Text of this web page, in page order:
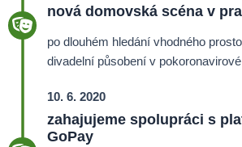
nová domovská scéna v
po dlouhém hledání vhodného
divadelní působení v
10. 6. 2020
zahajujeme spolupráci s
GoPay